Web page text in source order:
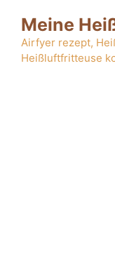
Inhalt
springen
Meine
Airfyer rezept,
Heißluftfritteuse